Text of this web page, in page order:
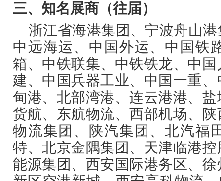
三、 知名展商（往届）
浙江省海港集团、宁波舟山
中远海运、中国外运、中国铁
箱、中铁联集、中铁铁龙、中
建、中国兵器工业、中国一重
甸港、北部湾港、连云港港、
货航、东航物流、西部机场、
物流集团、陕汽集团、北汽福
特、北京金隅集团、天津临港
能源集团、西安国际港务区、